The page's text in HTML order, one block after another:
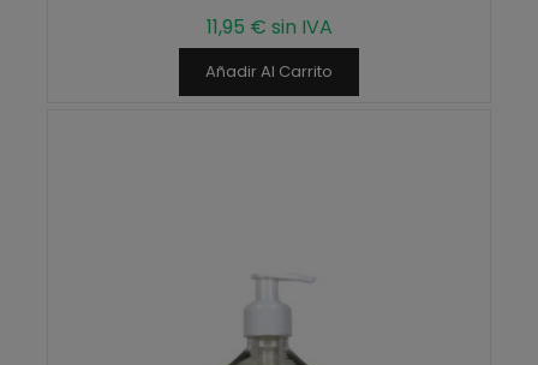
11,95 € sin IVA
Añadir Al Carrito